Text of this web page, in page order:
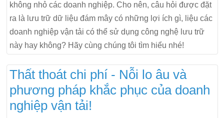
không nhỏ các doanh nghiệp. Cho nên, câu hỏi được đặt
ra là lưu trữ dữ liệu đám mây có những lợi ích gì, liệu các
doanh nghiệp vận tải có thể sử dụng công nghệ lưu trữ
này hay không? Hãy cùng chúng tôi tìm hiểu nhé!
Thất thoát chi phí - Nỗi lo âu và
phương pháp khắc phục của doanh
nghiệp vận tải!